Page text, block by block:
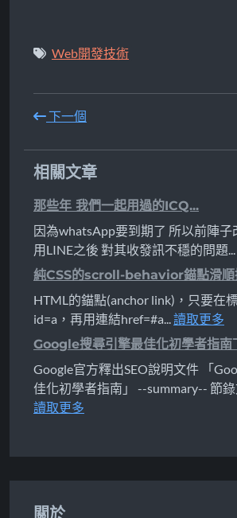
Web開發技術
下一個
相關文章
那些年 我們一起用過的ICQ...
因為whatsApp要到期了 所以前陣子
用LINE之後 對其收發訊不穩的問題...
純CSS的scroll-behavior錨點滑順
HTML的錨點(anchor link)，只要在
id=a，再用連結href=#a...讀取更多
Google搜尋引擎最佳化初學者指南
Google官方釋出SEO說明文件 「
佳化初學者指南」 --summary-- 節
讀取更多
關於